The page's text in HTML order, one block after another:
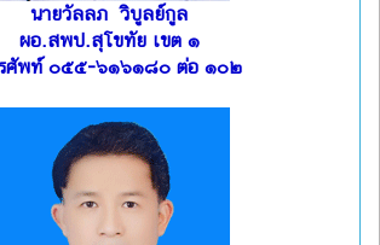
นายวัลลภ วิบูลย์กูล
ผอ.สพป.สุโขทัย เขต ๑
ศัพท์ ๐๕๕-๖๑๖๑๘๐ ต่อ ๑๐๒